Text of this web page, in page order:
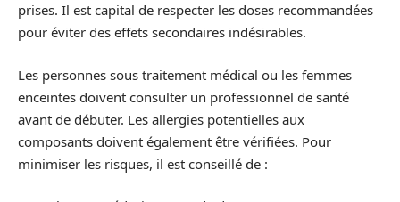
prises. Il est capital de respecter les doses recommandées
pour éviter des effets secondaires indésirables.
Les personnes sous traitement médical ou les femmes
enceintes doivent consulter un professionnel de santé
avant de débuter. Les allergies potentielles aux
composants doivent également être vérifiées. Pour
minimiser les risques, il est conseillé de :